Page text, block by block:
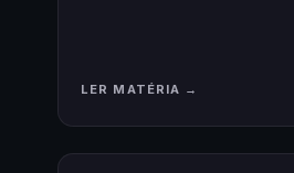
LER MATÉRIA →